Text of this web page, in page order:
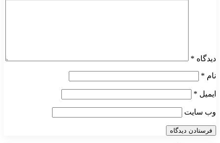
دیدگاه *
نام *
ایمیل *
وب‌ سایت